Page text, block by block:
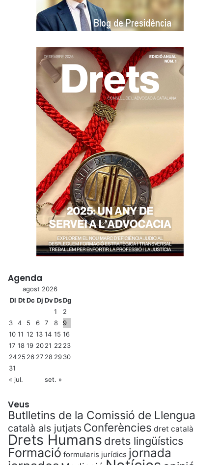
Agenda
agost 2026
Dl DtDc Dj DvDsDg
1
2
3
4 5 6 7 8
9
10 11 12 13 14 15 16
17 18 19 2021 22 23
2425 26 27 28 2930
31
« jul.
set. »
Veus
Butlletins de la Comissió de Llengua
català als jutjats Conferències dret català
Drets Humans drets lingüístics
Formació formularis jurídics jornada